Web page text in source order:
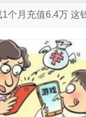
个月充值6.4万 这